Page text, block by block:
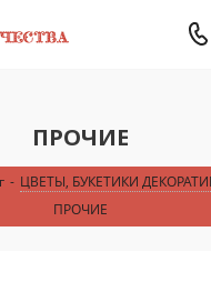
ПРОЧИЕ
- ЦВЕТЫ, БУКЕТИКИ
ПРОЧИЕ